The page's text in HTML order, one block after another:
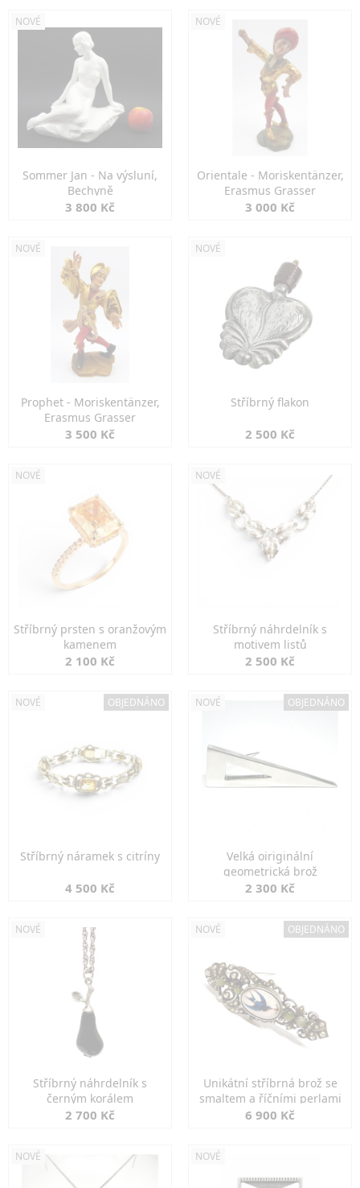
NOVÉ
Sommer Jan - Na výsluní,
Bechyně
3 800 Kč
NOVÉ
Orientale - Moriskentänzer,
Erasmus Grasser
3 000 Kč
NOVÉ
Prophet - Moriskentänzer,
Erasmus Grasser
3 500 Kč
NOVÉ
Stříbrný flakon
2 500 Kč
NOVÉ
Stříbrný prsten s oranžovým
kamenem
2 100 Kč
NOVÉ
Stříbrný náhrdelník s
motivem listů
2 500 Kč
NOVÉ OBJEDNÁNO
Stříbrný náramek s citríny
4 500 Kč
NOVÉ OBJEDNÁNO
Velká oiriginální
geometrická brož
2 300 Kč
NOVÉ
Stříbrný náhrdelník s
černým korálem
2 700 Kč
NOVÉ OBJEDNÁNO
Unikátní stříbrná brož se
smaltem a říčními perlami
6 900 Kč
NOVÉ NOVÉ